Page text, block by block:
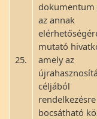
25.
dokumentum
az annak
mutató
amely az
céljából
rendelkezésre
bocsátható